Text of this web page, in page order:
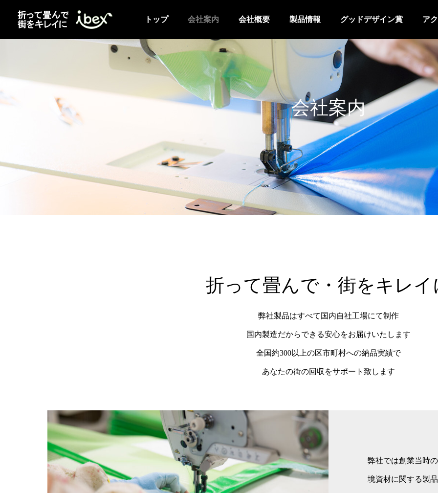
トップ 会社案内 会社概要 製品情報 グッドデザイン賞 ア
会社案内
折って畳んで・街をキレイ
弊社製品はすべて国内自社工場にて制作
国内製造だからできる安心をお届けいたします
全国約300以上の区市町村への納品実績で
あなたの街の回収をサポート致します
弊社では創業当時
境資材に関する製